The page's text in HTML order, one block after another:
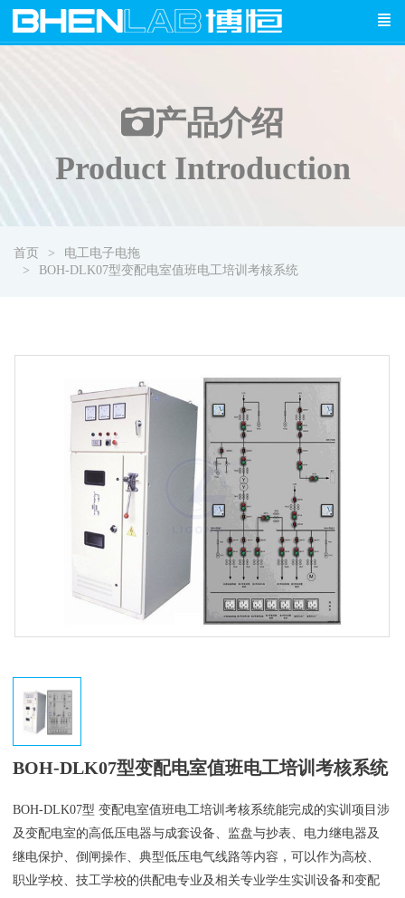
产品介绍
Product Introduction
首页
电工电子电拖
BOH-DLK07型变配电室值班电工培训考核系统
BOH-DLK07型变配电室值班电工培训考核系统
BOH-DLK07型 变配电室值班电工培训考核系统能完成的实训项目涉
及变配电室的高低压电器与成套设备、监盘与抄表、电力继电器及
继电保护、倒闸操作、典型低压电气线路等内容，可以作为高校、
职业学校、技工学校的供配电专业及相关专业学生实训设备和变配